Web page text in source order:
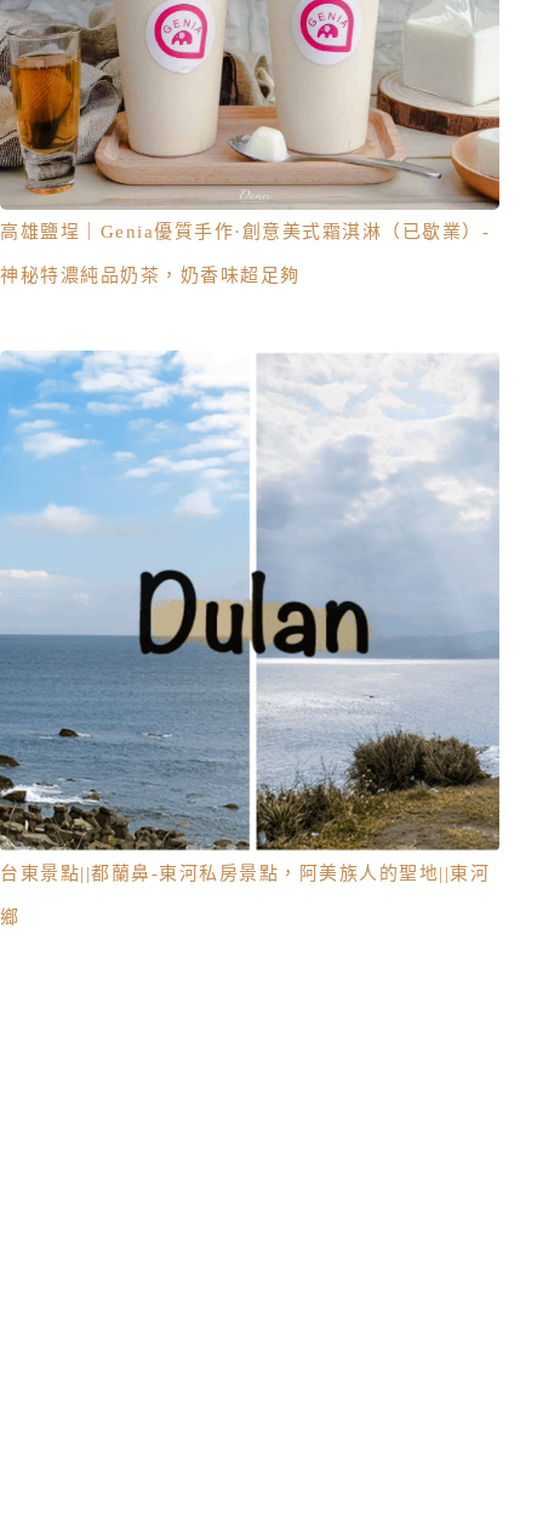
高雄鹽埕｜Genia優質手作·創意美式霜淇淋（已歇業）-
神秘特濃純品奶茶，奶香味超足夠
台東景點||都蘭鼻-東河私房景點，阿美族人的聖地||東河
鄉